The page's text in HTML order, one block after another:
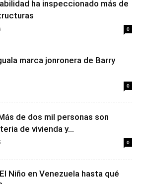
ha inspeccionado más de
0
marca jonronera de Barry
0
de dos mil personas son
de vivienda y...
0
Niño en Venezuela hasta qué